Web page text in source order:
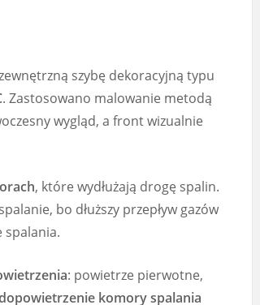
szybę dekoracyjną typu
. Zastosowano malowanie metodą
wygląd, a front wizualnie
, które wydłużają drogę spalin.
bo dłuższy przepływ gazów
spalania.
: powietrze pierwotne,
komory spalania